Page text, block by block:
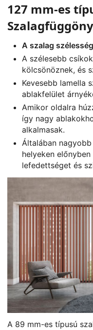
127 mm-es
A szalag
A szélesebb
kölcsönöznek, és
Kevesebb lamella
ablakfelület
Amikor oldalra
így nagy
alkalmasak.
Általában
helyeken
lefedettséget és
A 89 mm-es típusú